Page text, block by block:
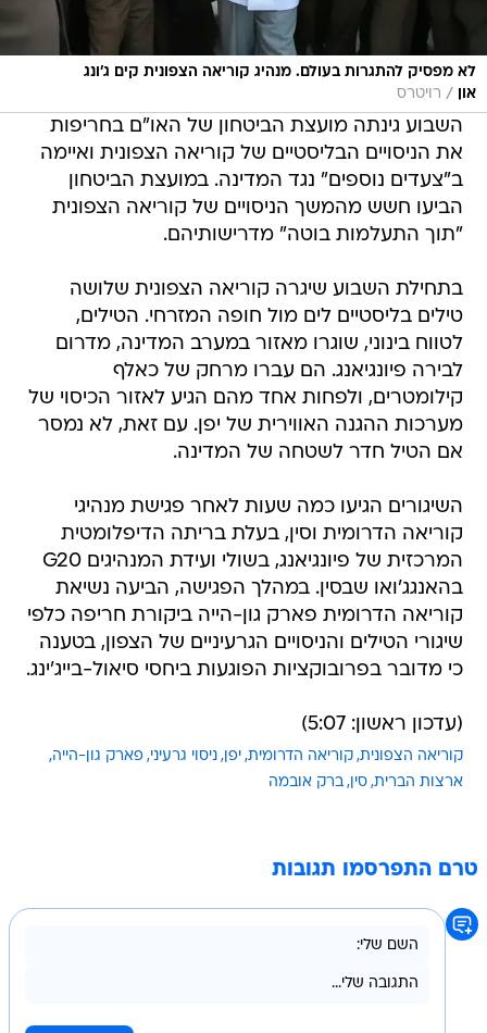
לא מפסיק להתגרות בעולם. מנהיג קוריאה הצפונית קים ג'ונג
און
/ רויטרס
השבוע גינתה מועצת הביטחון של האו"ם בחריפות
את הניסויים הבליסטיים של קוריאה הצפונית ואיימה
ב"צעדים נוספים" נגד המדינה. במועצת הביטחון
הביעו חשש מהמשך הניסויים של קוריאה הצפונית
"תוך התעלמות בוטה" מדרישותיהם.
בתחילת השבוע שיגרה קוריאה הצפונית שלושה
טילים בליסטיים לים מול חופה המזרחי. הטילים,
לטווח בינוני, שוגרו מאזור במערב המדינה, מדרום
לבירה פיונגיאנג. הם עברו מרחק של כאלף
קילומטרים, ולפחות אחד מהם הגיע לאזור הכיסוי של
מערכות ההגנה האווירית של יפן. עם זאת, לא נמסר
אם הטיל חדר לשטחה של המדינה.
השיגורים הגיעו כמה שעות לאחר פגישת מנהיגי
קוריאה הדרומית וסין, בעלת בריתה הדיפלומטית
המרכזית של פיונגיאנג, בשולי ועידת המנהיגים G20
בהאנגג'ואו שבסין. במהלך הפגישה, הביעה נשיאת
קוריאה הדרומית פארק גון-הייה ביקורת חריפה כלפי
שיגורי הטילים והניסויים הגרעיניים של הצפון, בטענה
כי מדובר בפרובוקציות הפוגעות ביחסי סיאול-בייג'ינג.
(עדכון ראשון: 5:07)
קוריאה הצפונית קוריאה הדרומית יפן ניסוי גרעיני פארק גון-הייה
ארצות הברית סין ברק אובמה
טרם התפרסמו תגובות